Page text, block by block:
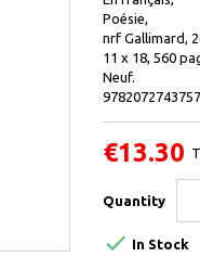
Poésie,
nrf Gallimard,
11 x 18, 560
Neuf.
9782072743757
€13.30
Quantity
 In Stock